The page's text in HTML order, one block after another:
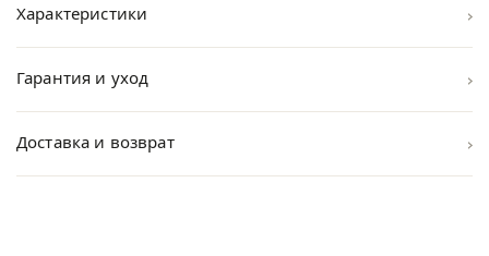
Характеристики ›
Гарантия и уход ›
Доставка и возврат ›